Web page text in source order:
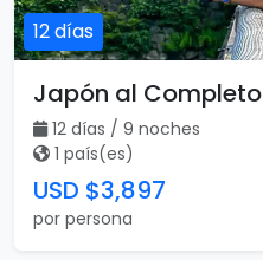
12 días
Japón al Completo
12 días / 9 noches
1 país(es)
USD $3,897
por persona